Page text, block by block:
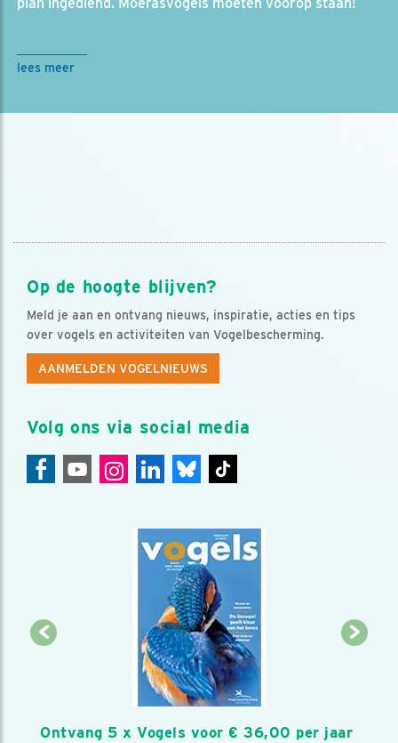
lees meer
Op de hoogte blijven?
Meld je aan en ontvang nieuws, inspiratie, acties en tips
over vogels en activiteiten van Vogelbescherming.
AANMELDEN VOGELNIEUWS
Volg ons via social media
Ontvang 5 x Vogels voor € 36,00 per jaar